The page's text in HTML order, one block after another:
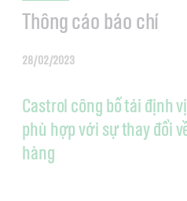
Thông cáo báo chí
28/02/2023
Castrol công bố tái định
phù hợp với sự thay đổi
hàng